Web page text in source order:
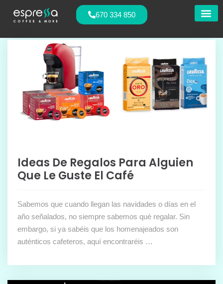
670 334 850
Ideas De Regalos Para Alguien
Que Le Guste El Café
Sabemos que cuando llegan las navidades o días en el
año señalados, no siempre sabemos qué regalar. Sin
embargo, si ya sabéis que los homenajeados son
auténticos cafeteros, aquí encontraréis …